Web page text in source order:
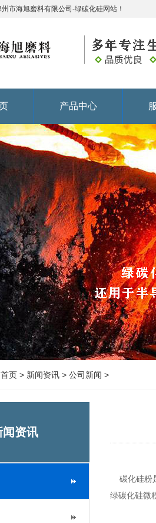
市海旭磨料有限公司-绿碳化硅网站！
产品中心
首页 > 新闻资讯 > 公司新闻 >
闻资讯
碳化硅粉
绿碳化硅微